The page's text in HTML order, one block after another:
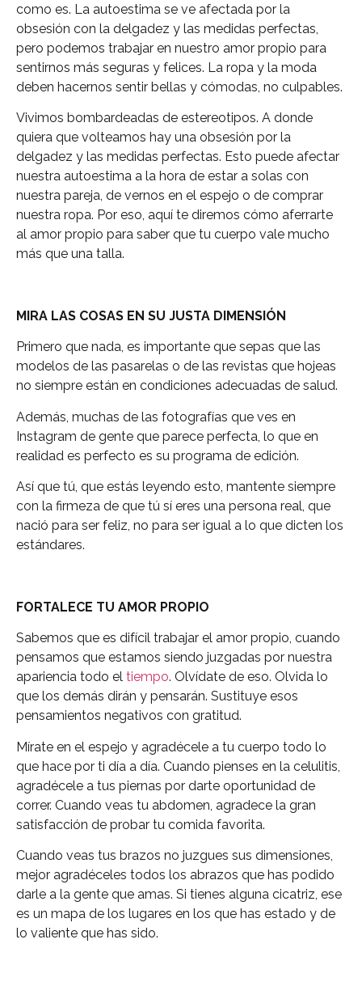
como es. La autoestima se ve afectada por la
obsesión con la delgadez y las medidas perfectas,
pero podemos trabajar en nuestro amor propio para
sentirnos más seguras y felices. La ropa y la moda
deben hacernos sentir bellas y cómodas, no culpables.
Vivimos bombardeadas de estereotipos. A donde
quiera que volteamos hay una obsesión por la
delgadez y las medidas perfectas. Esto puede afectar
nuestra autoestima a la hora de estar a solas con
nuestra pareja, de vernos en el espejo o de comprar
nuestra ropa. Por eso, aquí te diremos cómo aferrarte
al amor propio para saber que tu cuerpo vale mucho
más que una talla.
MIRA LAS COSAS EN SU JUSTA DIMENSIÓN
Primero que nada, es importante que sepas que las
modelos de las pasarelas o de las revistas que hojeas
no siempre están en condiciones adecuadas de salud.
Además, muchas de las fotografías que ves en
Instagram de gente que parece perfecta, lo que en
realidad es perfecto es su programa de edición.
Así que tú, que estás leyendo esto, mantente siempre
con la firmeza de que tú sí eres una persona real, que
nació para ser feliz, no para ser igual a lo que dicten los
estándares.
FORTALECE TU AMOR PROPIO
Sabemos que es difícil trabajar el amor propio, cuando
pensamos que estamos siendo juzgadas por nuestra
apariencia todo el tiempo. Olvídate de eso. Olvida lo
que los demás dirán y pensarán. Sustituye esos
pensamientos negativos con gratitud.
Mírate en el espejo y agradécele a tu cuerpo todo lo
que hace por ti día a día. Cuando pienses en la celulitis,
agradécele a tus piernas por darte oportunidad de
correr. Cuando veas tu abdomen, agradece la gran
satisfacción de probar tu comida favorita.
Cuando veas tus brazos no juzgues sus dimensiones,
mejor agradéceles todos los abrazos que has podido
darle a la gente que amas. Si tienes alguna cicatriz, ese
es un mapa de los lugares en los que has estado y de
lo valiente que has sido.